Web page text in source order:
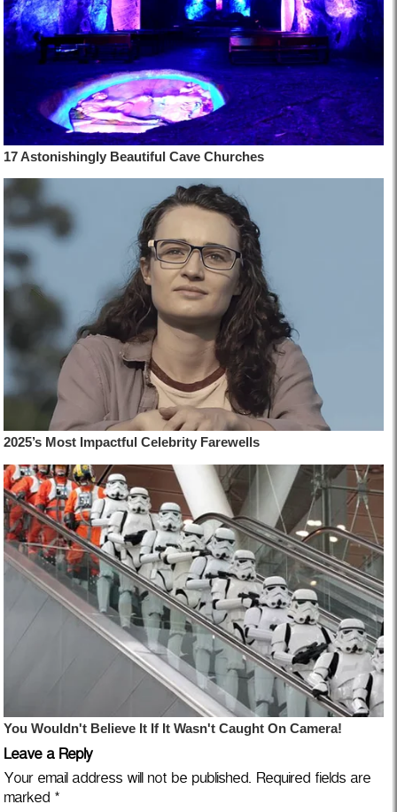
Leave a Reply
Your email address will not be published. Required fields are
marked *